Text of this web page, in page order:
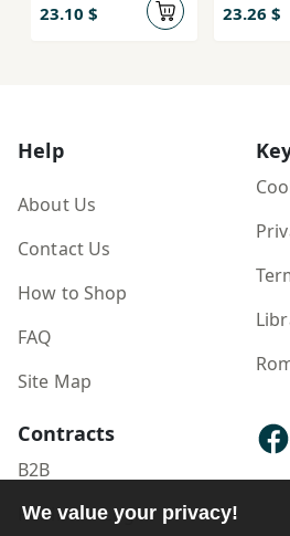
23.10 $ 23.26 $
Help
About Us
Contact Us
How to Shop
FAQ
Site Map
Contracts
B2B
Publisher Login
We value your privacy!